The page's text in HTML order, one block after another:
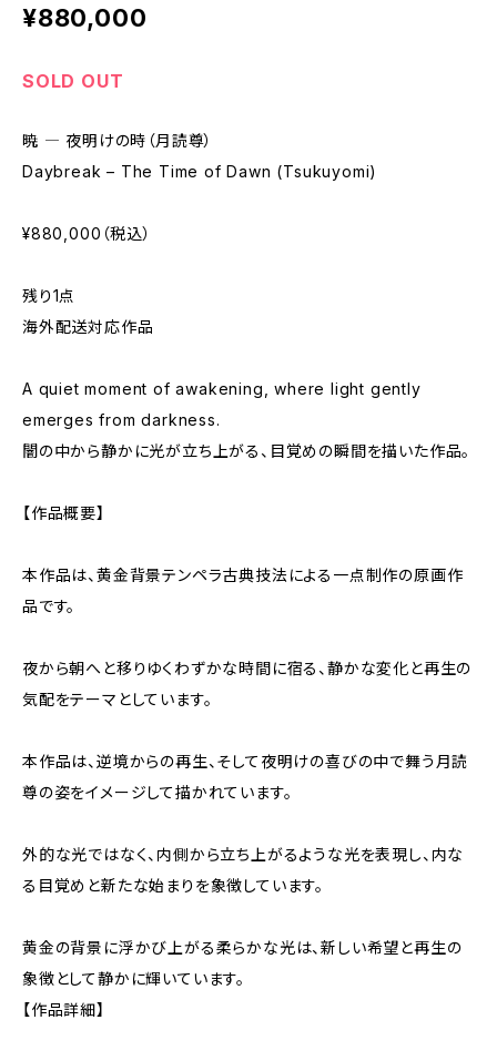
¥880,000
SOLD OUT
暁 ― 夜明けの時（⽉読尊）
Daybreak – The Time of Dawn (Tsukuyomi)
¥880,000（税込）
残り1点
海外配送対応作品
A quiet moment of awakening, where light gently
emerges from darkness.
闇の中から静かに光が立ち上がる、目覚めの瞬間を描いた作品。
【作品概要】
本作品は、黄金背景テンペラ古典技法による一点制作の原画作
品です。
夜から朝へと移りゆくわずかな時間に宿る、静かな変化と再生の
気配をテーマとしています。
本作品は、逆境からの再生、そして夜明けの喜びの中で舞う月読
尊の姿をイメージして描かれています。
外的な光ではなく、内側から立ち上がるような光を表現し、内な
る目覚めと新たな始まりを象徴しています。
黄金の背景に浮かび上がる柔らかな光は、新しい希望と再生の
象徴として静かに輝いています。
【作品詳細】